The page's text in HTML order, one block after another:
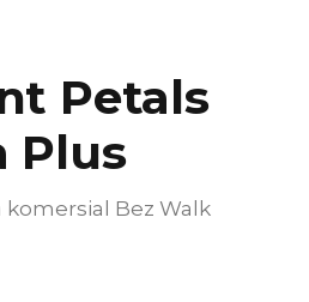
Petals
Plus
Bez Walk